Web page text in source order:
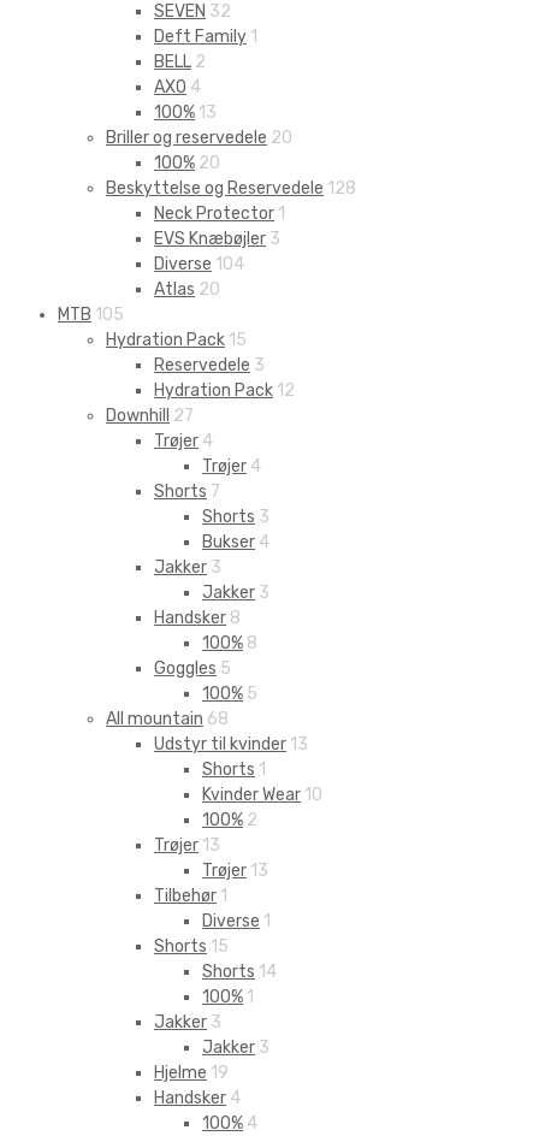
SEVEN 32
Deft Family 1
BELL 2
AXO 4
100% 13
Briller og reservedele 20
100% 20
Beskyttelse og Reservedele 128
Neck Protector 1
EVS Knæbøjler 3
Diverse 104
Atlas 20
MTB 105
Hydration Pack 15
Reservedele 3
Hydration Pack 12
Downhill 27
Trøjer 4
Trøjer 4
Shorts 7
Shorts 3
Bukser 4
Jakker 3
Jakker 3
Handsker 8
100% 8
Goggles 5
100% 5
All mountain 68
Udstyr til kvinder 13
Shorts 1
Kvinder Wear 10
100% 2
Trøjer 13
Trøjer 13
Tilbehør 1
Diverse 1
Shorts 15
Shorts 14
100% 1
Jakker 3
Jakker 3
Hjelme 19
Handsker 4
100% 4